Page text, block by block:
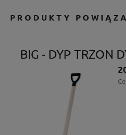
PRODUKTY
BIG - DYP TRZON